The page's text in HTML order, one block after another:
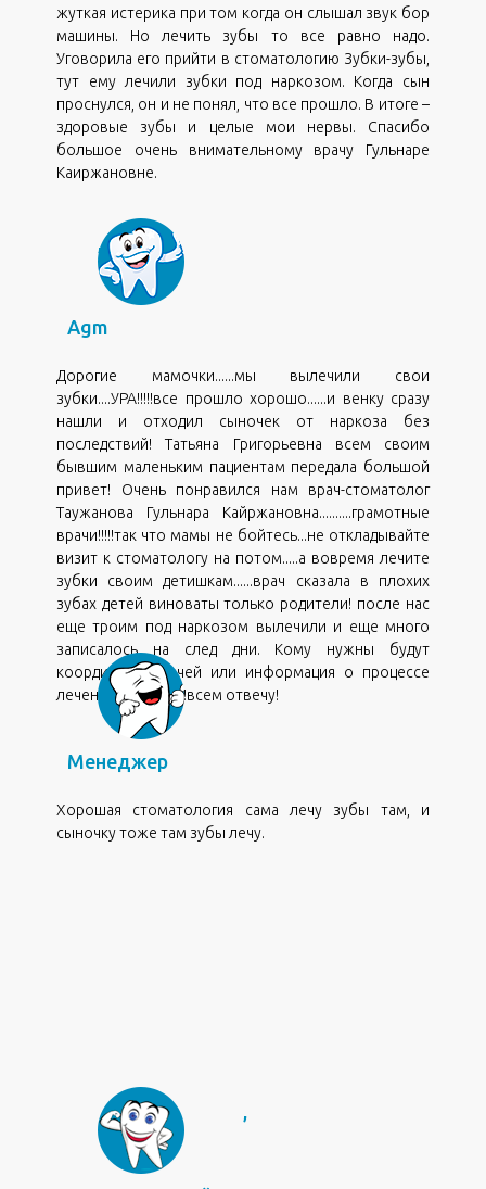
жуткая истерика при том когда он слышал звук бор
машины. Но лечить зубы то все равно надо.
Уговорила его прийти в стоматологию Зубки-зубы,
тут ему лечили зубки под наркозом. Когда сын
проснулся, он и не понял, что все прошло. В итоге –
здоровые зубы и целые мои нервы. Спасибо
большое очень внимательному врачу Гульнаре
Каиржановне.
Agm
,
Дорогие мамочки......мы вылечили свои
зубки....УРА!!!!!все прошло хорошо......и венку сразу
нашли и отходил сыночек от наркоза без
последствий! Татьяна Григорьевна всем своим
бывшим маленьким пациентам передала большой
привет! Очень понравился нам врач-стоматолог
Таужанова Гульнара Кайржановна..........грамотные
врачи!!!!!так что мамы не бойтесь...не откладывайте
визит к стоматологу на потом.....а вовремя лечите
зубки своим детишкам......врач сказала в плохих
зубах детей виноваты только родители! после нас
еще троим под наркозом вылечили и еще много
записалось на след дни. Кому нужны будут
координаты врачей или информация о процессе
лечения -пишите!!!всем отвечу!
Менеджер
,
Хорошая стоматология сама лечу зубы там, и
сыночку тоже там зубы лечу.